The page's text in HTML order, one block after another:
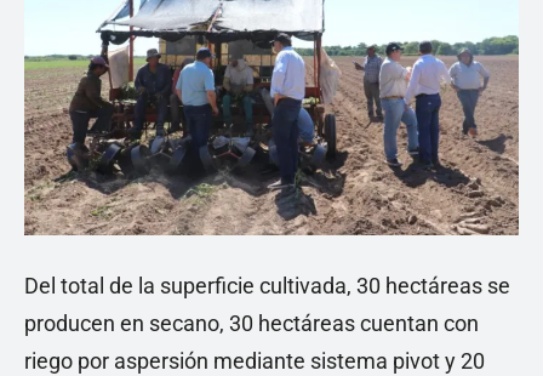
Del total de la superficie cultivada, 30 hectáreas se
producen en secano, 30 hectáreas cuentan con
riego por aspersión mediante sistema pivot y 20